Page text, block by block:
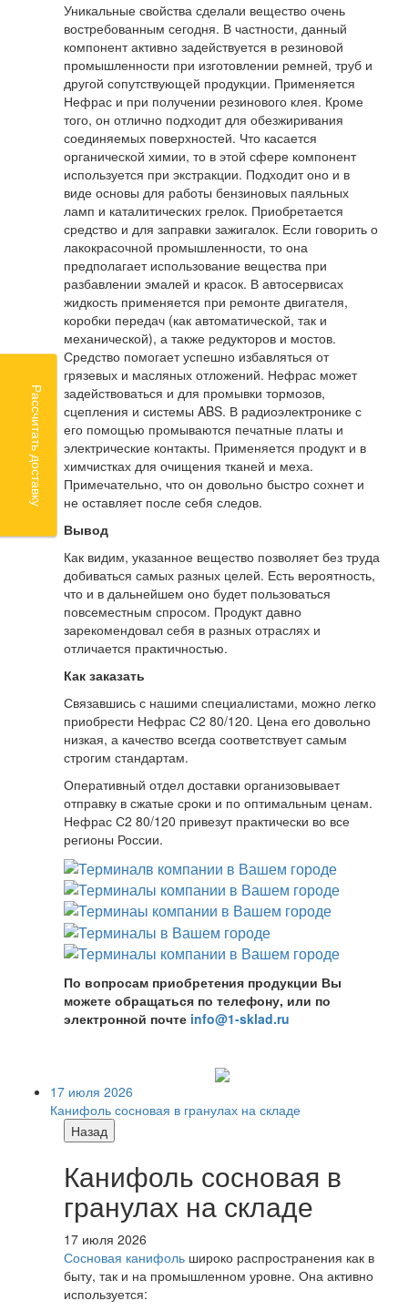
Уникальные свойства сделали вещество очень
востребованным сегодня. В частности, данный
компонент активно задействуется в резиновой
промышленности при изготовлении ремней, труб и
другой сопутствующей продукции. Применяется
Нефрас и при получении резинового клея. Кроме
того, он отлично подходит для обезжиривания
соединяемых поверхностей. Что касается
органической химии, то в этой сфере компонент
используется при экстракции. Подходит оно и в
виде основы для работы бензиновых паяльных
ламп и каталитических грелок. Приобретается
средство и для заправки зажигалок. Если говорить о
лакокрасочной промышленности, то она
предполагает использование вещества при
разбавлении эмалей и красок. В автосервисах
жидкость применяется при ремонте двигателя,
коробки передач (как автоматической, так и
механической), а также редукторов и мостов.
Средство помогает успешно избавляться от
грязевых и масляных отложений. Нефрас может
задействоваться и для промывки тормозов,
сцепления и системы ABS. В радиоэлектронике с
его помощью промываются печатные платы и
электрические контакты. Применяется продукт и в
химчистках для очищения тканей и меха.
Примечательно, что он довольно быстро сохнет и
не оставляет после себя следов.
Вывод
Как видим, указанное вещество позволяет без труда
добиваться самых разных целей. Есть вероятность,
что и в дальнейшем оно будет пользоваться
повсеместным спросом. Продукт давно
зарекомендовал себя в разных отраслях и
отличается практичностью.
Как заказать
Связавшись с нашими специалистами, можно легко
приобрести Нефрас С2 80/120. Цена его довольно
низкая, а качество всегда соответствует самым
строгим стандартам.
Оперативный отдел доставки организовывает
отправку в сжатые сроки и по оптимальным ценам.
Нефрас С2 80/120 привезут практически во все
регионы России.
По вопросам приобретения продукции Вы
можете обращаться по телефону, или по
электронной почте info@1-sklad.ru
17 июля 2026
Канифоль сосновая в гранулах на складе
Назад
Канифоль сосновая в
гранулах на складе
17 июля 2026
Сосновая канифоль широко распространения как в
быту, так и на промышленном уровне. Она активно
используется:
Рассчитать доставку